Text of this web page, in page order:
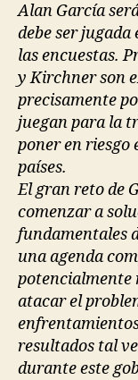
Alan García
debe ser
las encuestas.
y Kirchner son
precisamente
juegan para la
poner en riesgo
países.
El gran reto de
comenzar a
fundamentales
una agenda
potencialmente
atacar el
resultados tal
durante este